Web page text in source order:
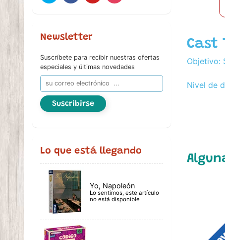
Newsletter
Suscríbete para recibir nuestras ofertas
especiales y últimas novedades
Suscribirse
Lo que está llegando
Yo, Napoleón
Lo sentimos, este artículo
no está disponible
Cast
Objetivo:
Nivel de